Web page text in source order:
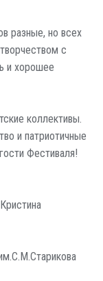
разные, но всех
с
и хорошее
коллективы.
и патриотичные
Фестиваля!